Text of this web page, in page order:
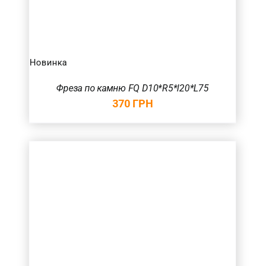
Новинка
Фреза по камню FQ D10*R5*l20*L75
370 ГРН